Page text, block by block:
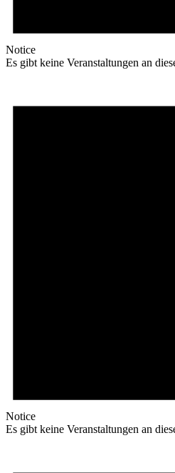
Notice
Es gibt keine Veranstaltungen an
Notice
Es gibt keine Veranstaltungen an